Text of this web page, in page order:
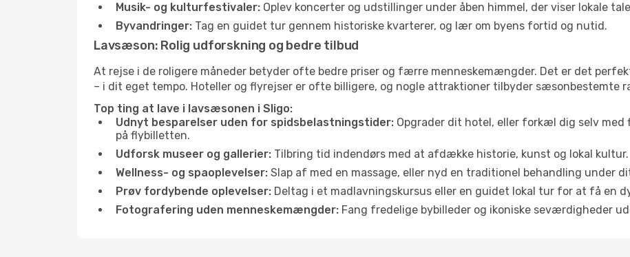
Musik- og kulturfestivaler: Oplev koncerter og udstillinger under åben himmel, der viser lokale
Byvandringer: Tag en guidet tur gennem historiske kvarterer, og lær om byens fortid og nutid.
Lavsæson: Rolig udforskning og bedre tilbud
At rejse i de roligere måneder betyder ofte bedre priser og færre menneskemængder. Det er det
– i dit eget tempo. Hoteller og flyrejser er ofte billigere, og nogle attraktioner tilbyder sæsonbestemte
Top ting at lave i lavsæsonen i Sligo:
Udnyt besparelser uden for spidsbelastningstider: Opgrader dit hotel, eller forkæl dig selv
på flybilletten.
Udforsk museer og gallerier: Tilbring tid indendørs med at afdække historie, kunst og lokal kultur.
Wellness- og spaoplevelser: Slap af med en massage, eller nyd en traditionel behandling under
Prøv fordybende oplevelser: Deltag i et madlavningskursus eller en guidet lokal tur for at få en
Fotografering uden menneskemængder: Fang fredelige bybilleder og ikoniske seværdigheder